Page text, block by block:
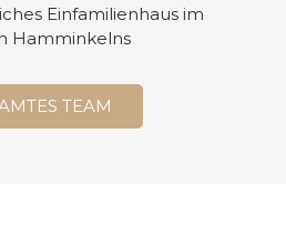
Einfamilienhaus im
Hamminkelns
TEAM